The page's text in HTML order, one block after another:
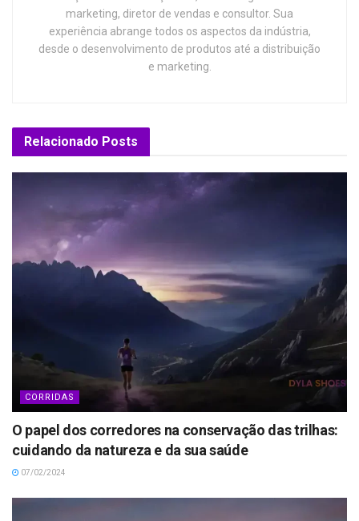
marketing, diretor de vendas e consultor. Sua
experiência abrange todos os aspectos da indústria,
desde o desenvolvimento de produtos até a distribuição
e marketing.
Relacionado Posts
CORRIDAS
O papel dos corredores na conservação das trilhas:
cuidando da natureza e da sua saúde
07/02/2024